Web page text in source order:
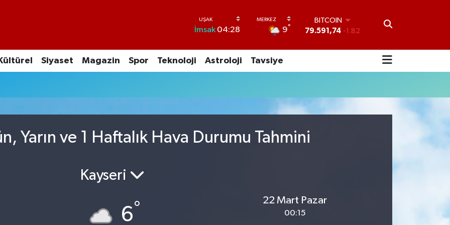
İmsak 04:28 9°
BITCOIN
79.591,74 -1.82
45,43620 0.02
53,38690 0.19
6862,09000 0.19
Kültürel Siyaset Magazin Spor Teknoloji Astroloji Tavsiye
Yarın ve 1 Haftalık Hava Durumu Tahmini
Kayseri
6°
22 Mart Pazar
00:15